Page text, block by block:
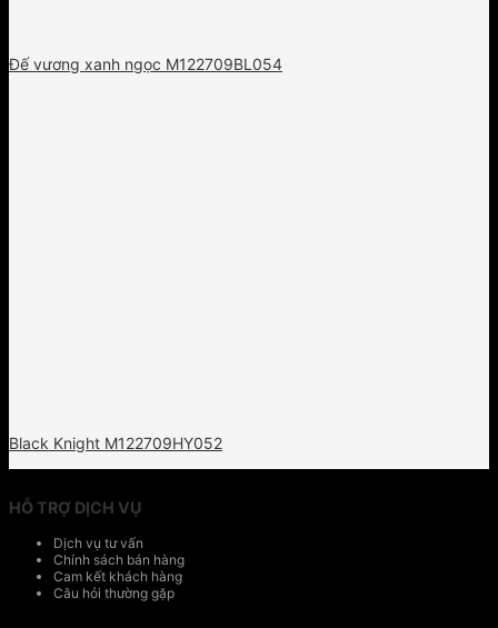
Đế vương xanh ngọc M122709BL054
Black Knight M122709HY052
HỖ TRỢ DỊCH VỤ
Dịch vụ tư vấn
Chính sách bán hàng
Cam kết khách hàng
Câu hỏi thường gặp